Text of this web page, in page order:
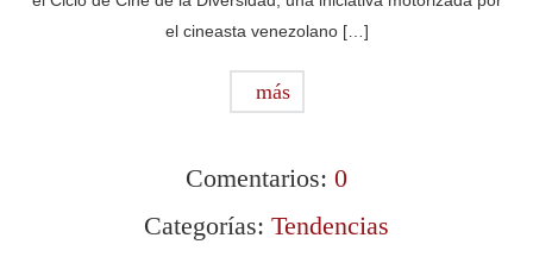
el cineasta venezolano […]
más
Comentarios: 0
Categorías: Tendencias